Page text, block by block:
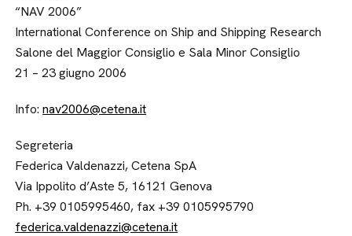
“NAV 2006”
International Conference on Ship and Shipping Research
Salone del Maggior Consiglio e Sala Minor Consiglio
21 – 23 giugno 2006
Info:nav2006@cetena.it
Segreteria
Federica Valdenazzi, Cetena SpA
Via Ippolito d’Aste 5, 16121 Genova
Ph. +39 0105995460, fax +39 0105995790
federica.valdenazzi@cetena.it